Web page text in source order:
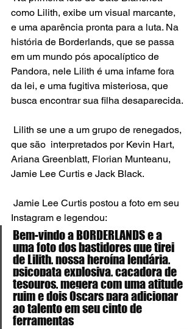
como Lilith, exibe um visual marcante,
e uma aparência pronta para a luta. Na
história de Borderlands, que se passa
em um mundo pós apocalíptico de
Pandora, nele Lilith é uma infame fora
da lei, e uma fugitiva misteriosa, que
busca encontrar sua filha desaparecida.
que são  interpretados por Kevin Hart,
Ariana Greenblatt, Florian Munteanu,
Jamie Lee Curtis e Jack Black.
Instagram e legendou:
Bem-vindo a BORDERLANDS e a
uma foto dos bastidores que tirei
de Lilith, nossa heroína lendária,
psicopata explosiva, caçadora de
tesouros, megera com uma atitude
ruim e dois Oscars para adicionar
ao talento em seu cinto de
ferramentas